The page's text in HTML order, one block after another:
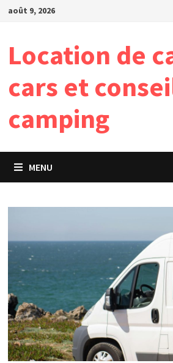
Passer
août 9, 2026
Location de
cars et
camping
MENU